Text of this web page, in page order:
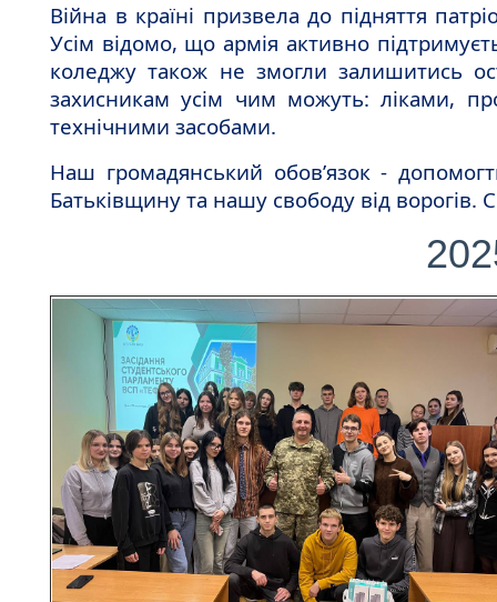
Війна в країні призвела до підняття
Усім відомо, що армія активно
коледжу також не змогли залишитись
захисникам усім чим можуть: ліками,
технічними засобами.
Наш громадянський обов’язок -
Батьківщину та нашу свободу від